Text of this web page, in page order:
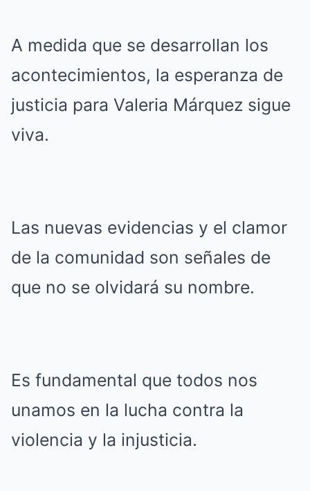
A medida que se desarrollan los
acontecimientos, la esperanza de
justicia para Valeria Márquez sigue
viva.
Las nuevas evidencias y el clamor
de la comunidad son señales de
que no se olvidará su nombre.
Es fundamental que todos nos
unamos en la lucha contra la
violencia y la injusticia.